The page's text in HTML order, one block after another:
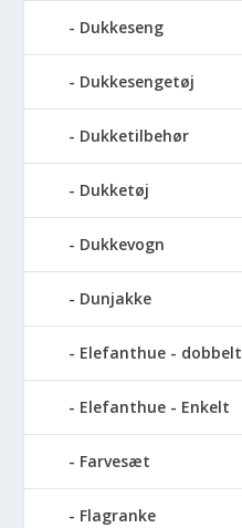
Dukkeseng
Dukkesengetøj
Dukketilbehør
Dukketøj
Dukkevogn
Dunjakke
Elefanthue - dobbelt
Elefanthue - Enkelt
Farvesæt
Flagranke